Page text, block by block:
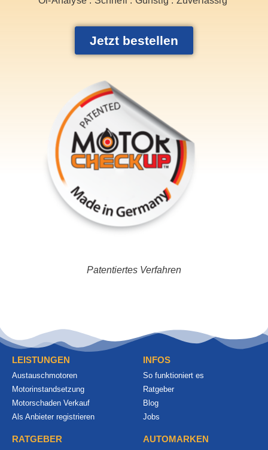
Jetzt bestellen
Patentiertes Verfahren
LEISTUNGEN
Austauschmotoren
Motorinstandsetzung
Motorschaden Verkauf
Als Anbieter registrieren
INFOS
So funktioniert es
Ratgeber
Blog
Jobs
RATGEBER AUTOMARKEN